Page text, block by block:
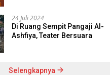
24 Juli 2024
Di Ruang Sempit Pangaji Al-
Ashfiya, Teater Bersuara
Selengkapnya